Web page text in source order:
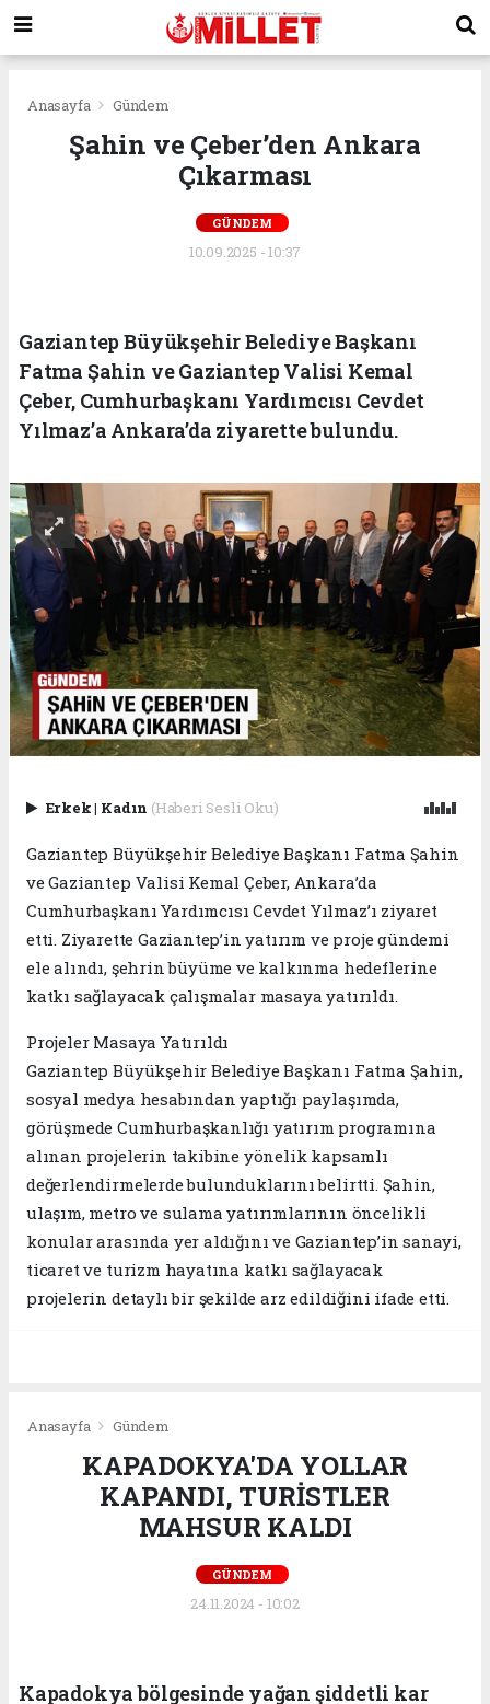
Anasayfa Gündem
Şahin ve Çeber’den Ankara
Çıkarması
GÜNDEM
10.09.2025 - 10:37
Gaziantep Büyükşehir Belediye Başkanı
Fatma Şahin ve Gaziantep Valisi Kemal
Çeber, Cumhurbaşkanı Yardımcısı Cevdet
Yılmaz’a Ankara’da ziyarette bulundu.
Erkek| Kadın (Haberi Sesli Oku)
Gaziantep Büyükşehir Belediye Başkanı Fatma Şahin
ve Gaziantep Valisi Kemal Çeber, Ankara’da
Cumhurbaşkanı Yardımcısı Cevdet Yılmaz’ı ziyaret
etti. Ziyarette Gaziantep’in yatırım ve proje gündemi
ele alındı, şehrin büyüme ve kalkınma hedeflerine
katkı sağlayacak çalışmalar masaya yatırıldı.
Projeler Masaya Yatırıldı
Gaziantep Büyükşehir Belediye Başkanı Fatma Şahin,
sosyal medya hesabından yaptığı paylaşımda,
görüşmede Cumhurbaşkanlığı yatırım programına
alınan projelerin takibine yönelik kapsamlı
değerlendirmelerde bulunduklarını belirtti. Şahin,
ulaşım, metro ve sulama yatırımlarının öncelikli
konular arasında yer aldığını ve Gaziantep’in sanayi,
ticaret ve turizm hayatına katkı sağlayacak
projelerin detaylı bir şekilde arz edildiğini ifade etti.
Anasayfa Gündem
KAPADOKYA'DA YOLLAR
KAPANDI, TURİSTLER
MAHSUR KALDI
GÜNDEM
24.11.2024 - 10:02
Kapadokya bölgesinde yağan şiddetli kar